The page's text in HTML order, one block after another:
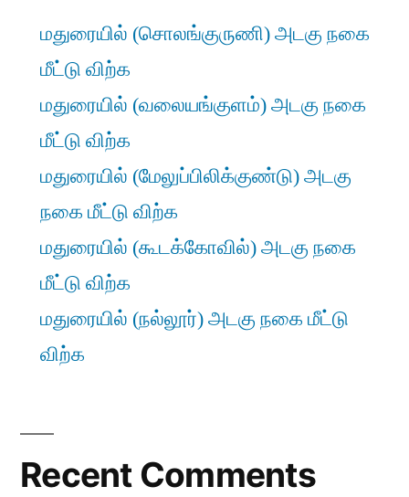
மதுரையில் (சொலங்குருணி) அடகு நகை
மீட்டு விற்க
மதுரையில் (வலையங்குளம்) அடகு நகை
மீட்டு விற்க
மதுரையில் (மேலுப்பிலிக்குண்டு) அடகு
நகை மீட்டு விற்க
மதுரையில் (கூடக்கோவில்) அடகு நகை
மீட்டு விற்க
மதுரையில் (நல்லூர்) அடகு நகை மீட்டு
விற்க
Recent Comments